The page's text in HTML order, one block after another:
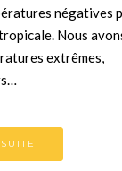
négatives
Nous
extrêmes,